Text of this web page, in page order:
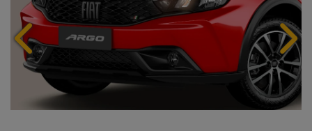
Anterior